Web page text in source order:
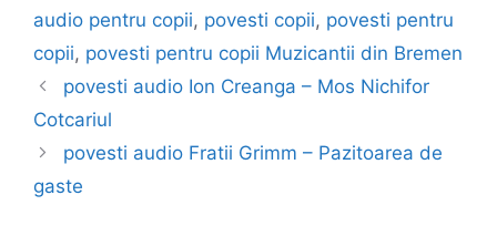
audio pentru copii, povesti copii, povesti pentru
copii, povesti pentru copii Muzicantii din Bremen
povesti audio Ion Creanga – Mos Nichifor
Cotcariul
povesti audio Fratii Grimm – Pazitoarea de
gaste